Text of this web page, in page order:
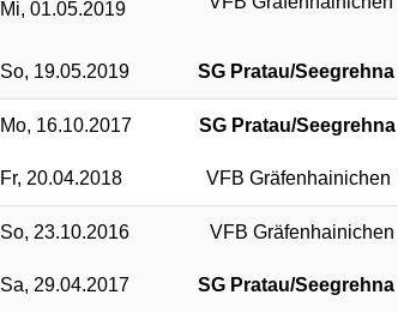
Mi, 01.05.2019
So, 19.05.2019 SG Pratau/Seegrehna
Mo, 16.10.2017 SG Pratau/Seegrehna
Fr, 20.04.2018 VFB Gräfenhainichen
So, 23.10.2016 VFB Gräfenhainichen
Sa, 29.04.2017 SG Pratau/Seegrehna